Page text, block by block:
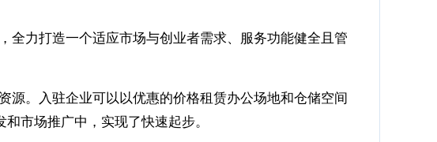
力打造一个适应市场与创业者需求、服务功能健全且管
。入驻企业可以以优惠的价格租赁办公场地和仓储空间
市场推广中，实现了快速起步。